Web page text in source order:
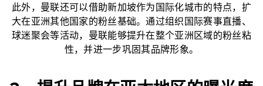
此外，曼联还可以借助新加坡作为国际化城市的特点，扩
大在亚洲其他国家的粉丝基础。通过组织国际赛事直播、
球迷聚会等活动，曼联能够提升在整个亚洲区域的粉丝粘
性，并进一步巩固其品牌形象。